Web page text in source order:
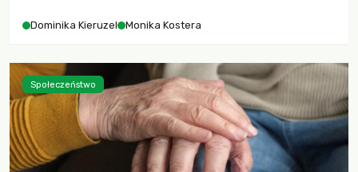
Dominika Kieruzel Monika Kostera
Społeczeństwo